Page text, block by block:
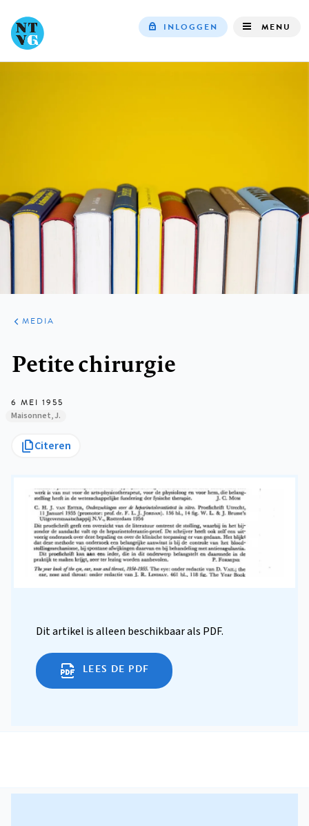
INLOGGEN MENU
ARTIKELEN
VARIA
MEDIA
Petite chirurgie
6 MEI 1955
Maisonnet, J.
Citeren
Dit artikel is alleen beschikbaar als PDF.
LEES DE PDF